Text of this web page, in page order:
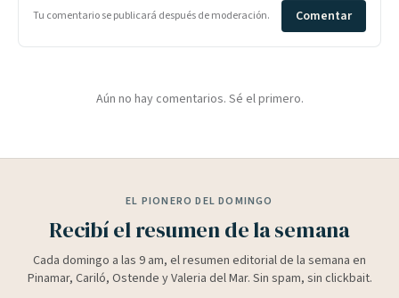
Tu comentario se publicará después de moderación. Comentar
Aún no hay comentarios. Sé el primero.
EL PIONERO DEL DOMINGO
Recibí el resumen de la semana
Cada domingo a las 9 am, el resumen editorial de la semana en
Pinamar, Cariló, Ostende y Valeria del Mar. Sin spam, sin clickbait.